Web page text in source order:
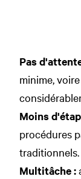
Pas
minime,
Moins
procédures
traditionnels.
Multitâche :